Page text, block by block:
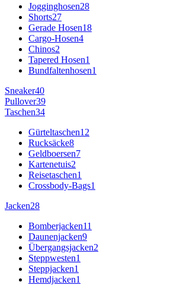
Jogginghosen28
Shorts27
Gerade Hosen18
Cargo-Hosen4
Chinos2
Tapered Hosen1
Bundfaltenhosen1
Sneaker40
Pullover39
Taschen34
Gürteltaschen12
Rucksäcke8
Geldboersen7
Kartenetuis2
Reisetaschen1
Crossbody-Bags1
Jacken28
Bomberjacken11
Daunenjacken9
Übergangsjacken2
Steppwesten1
Steppjacken1
Hemdjacken1